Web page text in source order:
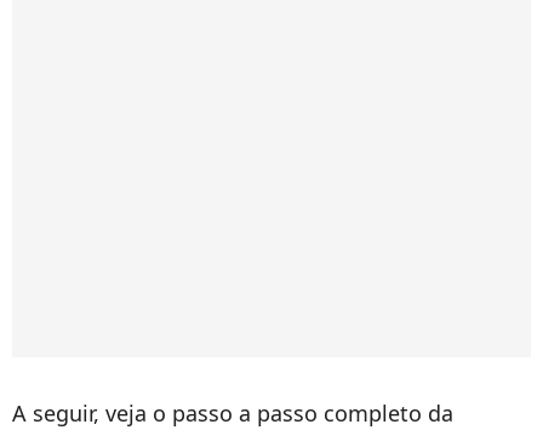
A seguir, veja o passo a passo completo da